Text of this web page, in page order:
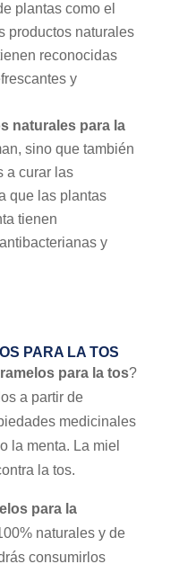
plantas como el
productos naturales
reconocidas
y
naturales para la
sino que también
a curar las
que las plantas
tienen
y
PARA LA TOS
para la tos?
a partir de
medicinales
la menta. La miel
la tos.
para la
naturales y de
consumirlos